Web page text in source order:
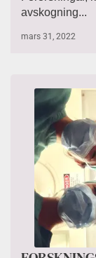
avskogning...
mars 31, 2022